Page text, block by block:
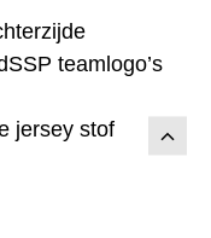
teamlogo’s
jersey stof